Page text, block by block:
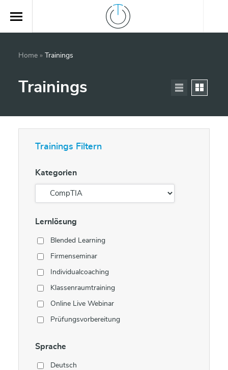
Home » Trainings
Trainings
Trainings Filtern
Kategorien
Lernlösung
Blended Learning
Firmenseminar
Individualcoaching
Klassenraumtraining
Online Live Webinar
Prüfungsvorbereitung
Sprache
Deutsch